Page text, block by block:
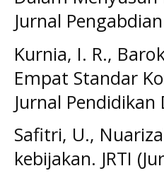
Jurnal
Kurnia, I. R.,
Empat Standar
Jurnal Pendidikan
Safitri, U.,
kebijakan. JRTI